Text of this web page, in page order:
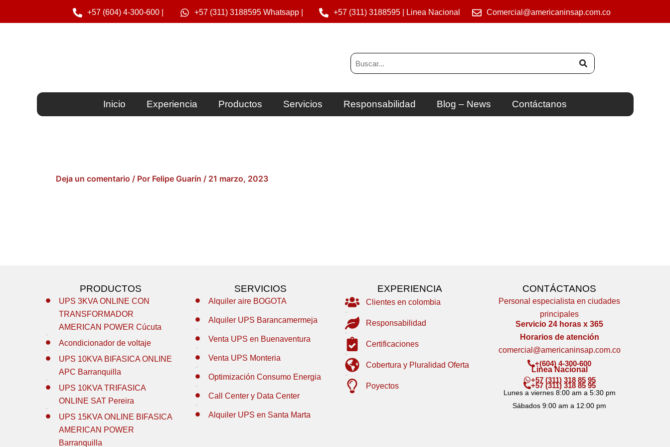
+57 (604) 4-300-600 | +57 (311) 3188595 Whatsapp | +57 (311) 3188595 | Linea Nacional Comercial@americaninsap.com.co
Inicio Experiencia Productos Servicios Responsabilidad Blog – News Contáctanos
Deja un comentario / Por Felipe Guarín / 21 marzo, 2023
PRODUCTOS
UPS 3KVA ONLINE CON
TRANSFORMADOR
AMERICAN POWER Cúcuta
Acondicionador de voltaje
UPS 10KVA BIFASICA ONLINE
APC Barranquilla
UPS 10KVA TRIFASICA
ONLINE SAT Pereira
UPS 15KVA ONLINE BIFASICA
AMERICAN POWER
Barranquilla
SERVICIOS
Alquiler aire BOGOTA
Alquiler UPS Barancamermeja
Venta UPS en Buenaventura
Venta UPS Monteria
Optimización Consumo Energia
Call Center y Data Center
Alquiler UPS en Santa Marta
EXPERIENCIA
Clientes en colombia
Responsabilidad
Certificaciones
Cobertura y Pluralidad Oferta
Poyectos
CONTÁCTANOS
Personal especialista en ciudades
principales
Servicio 24 horas x 365
Horarios de atención
comercial@americaninsap.com.co
+(604) 4-300-600
Linea Nacional
+57 (311) 318 85 95
+57 (311) 318 85 95
Lunes a viernes 8:00 am a 5:30 pm
Sábados 9:00 am a 12:00 pm